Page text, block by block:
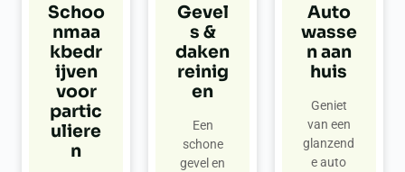
Schoo
nmaa
kbedr
ijven
voor
partic
uliere
n
Gevel
s &
daken
reinig
en
Een
schone
gevel en
Auto
wasse
n aan
huis
Geniet
van een
glanzend
e auto